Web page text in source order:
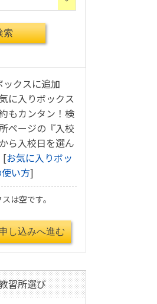
クスに追加
に入りボックス
もカンタン！検
ページの『入校
ら入校日を選ん
[お気に入りボッ
い方]
は空です。
習所選び